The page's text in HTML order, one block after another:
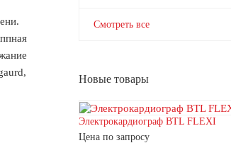
Смотреть все
Новые товары
Электрокардиограф BTL FLEXI
Цена по запросу